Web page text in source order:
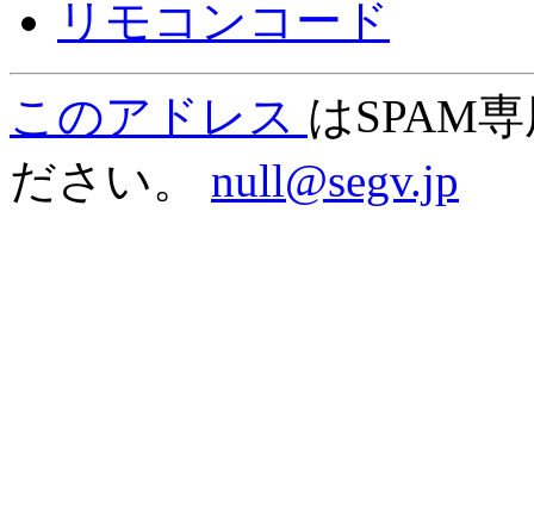
リモコンコード
このアドレス はSPAM
ださい。 null@segv.jp